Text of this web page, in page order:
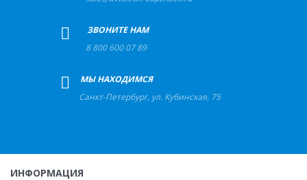
ЗВОНИТЕ НАМ
8 800 600 07 89
МЫ НАХОДИМСЯ
Санкт-Петербург, ул. Кубинская, 75
ИНФОРМАЦИЯ